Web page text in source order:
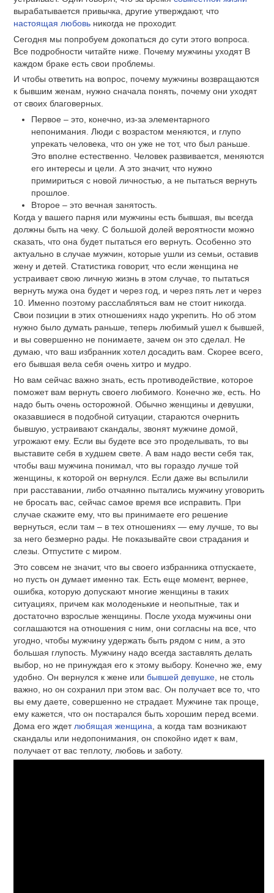
вырабатывается привычка, другие утверждают, что
настоящая любовь никогда не проходит.
Сегодня мы попробуем докопаться до сути этого вопроса.
Все подробности читайте ниже. Почему мужчины уходят В
каждом браке есть свои проблемы.
И чтобы ответить на вопрос, почему мужчины возвращаются
к бывшим женам, нужно сначала понять, почему они уходят
от своих благоверных.
Первое – это, конечно, из-за элементарного
непонимания. Люди с возрастом меняются, и глупо
упрекать человека, что он уже не тот, что был раньше.
Это вполне естественно. Человек развивается, меняются
его интересы и цели. А это значит, что нужно
примириться с новой личностью, а не пытаться вернуть
прошлое.
Второе – это вечная занятость.
Когда у вашего парня или мужчины есть бывшая, вы всегда
должны быть на чеку. С большой долей вероятности можно
сказать, что она будет пытаться его вернуть. Особенно это
актуально в случае мужчин, которые ушли из семьи, оставив
жену и детей. Статистика говорит, что если женщина не
устраивает свою личную жизнь в этом случае, то пытаться
вернуть мужа она будет и через год, и через пять лет и через
10. Именно поэтому расслабляться вам не стоит никогда.
Свои позиции в этих отношениях надо укрепить. Но об этом
нужно было думать раньше, теперь любимый ушел к бывшей,
и вы совершенно не понимаете, зачем он это сделал. Не
думаю, что ваш избранник хотел досадить вам. Скорее всего,
его бывшая вела себя очень хитро и мудро.
Но вам сейчас важно знать, есть противодействие, которое
поможет вам вернуть своего любимого. Конечно же, есть. Но
надо быть очень осторожной. Обычно женщины и девушки,
оказавшиеся в подобной ситуации, стараются очернить
бывшую, устраивают скандалы, звонят мужчине домой,
угрожают ему. Если вы будете все это проделывать, то вы
выставите себя в худшем свете. А вам надо вести себя так,
чтобы ваш мужчина понимал, что вы гораздо лучше той
женщины, к которой он вернулся. Если даже вы вспылили
при расставании, либо отчаянно пытались мужчину уговорить
не бросать вас, сейчас самое время все исправить. При
случае скажите ему, что вы принимаете его решение
вернуться, если там – в тех отношениях — ему лучше, то вы
за него безмерно рады. Не показывайте свои страдания и
слезы. Отпустите с миром.
Это совсем не значит, что вы своего избранника отпускаете,
но пусть он думает именно так. Есть еще момент, вернее,
ошибка, которую допускают многие женщины в таких
ситуациях, причем как молоденькие и неопытные, так и
достаточно взрослые женщины. После ухода мужчины они
соглашаются на отношения с ним, они согласны на все, что
угодно, чтобы мужчину удержать быть рядом с ним, а это
большая глупость. Мужчину надо всегда заставлять делать
выбор, но не принуждая его к этому выбору. Конечно же, ему
удобно. Он вернулся к жене или бывшей девушке , не столь
важно, но он сохранил при этом вас. Он получает все то, что
вы ему даете, совершенно не страдает. Мужчине так проще,
ему кажется, что он постарался быть хорошим перед всеми.
Дома его ждет любящая женщина , а когда там возникают
скандалы или недопонимания, он спокойно идет к вам,
получает от вас теплоту, любовь и заботу.